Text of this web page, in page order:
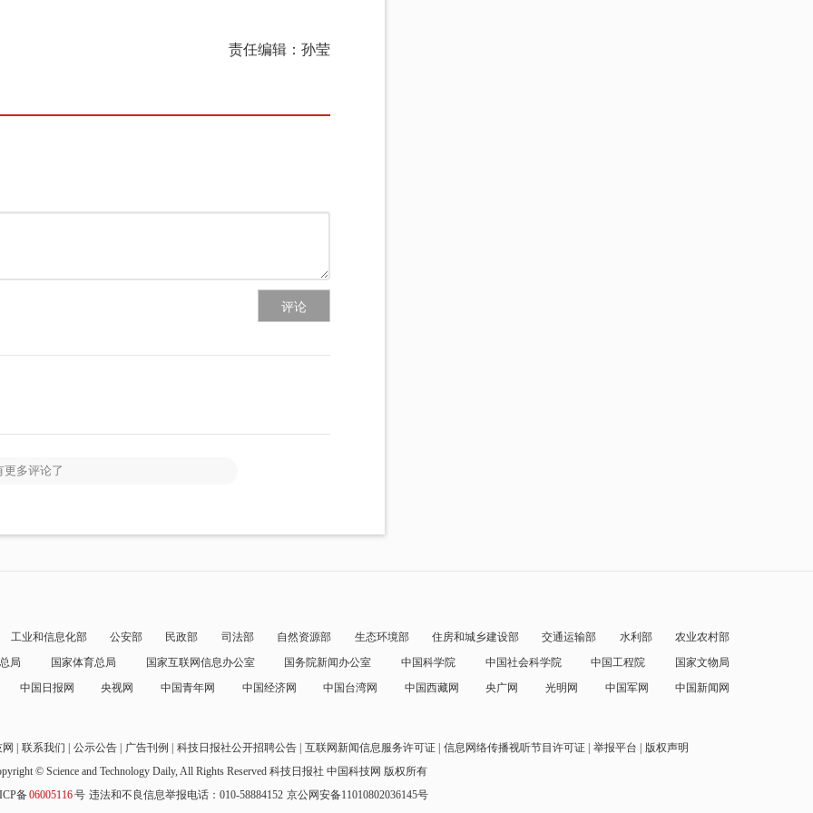
责任编辑：孙莹
评论
更多评论了
工业和信息化部 公安部 民政部 司法部 自然资源部 生态环境部 住房和城乡建设部 交通运输部 水利部
农业农村部
局
国家体育总局 国家互联网信息办公室 国务院新闻办公室 中国科学院 中国社会科学院 中国工程院
国家文物局
中国日报网
央视网 中国青年网 中国经济网 中国台湾网 中国西藏网 央广网 光明网 中国军网 中国新闻网
联系我们 公示公告 广告刊例 科技日报社公开招聘公告 互联网新闻信息服务许可证 信息网络传播视听节目许可证 举报平台
版权声明
© Science and Technology Daily, All Rights Reserved 科技日报社 中国科技网 版权所有
备06005116号 违法和不良信息举报电话：010-58884152 京公网安备11010802036145号